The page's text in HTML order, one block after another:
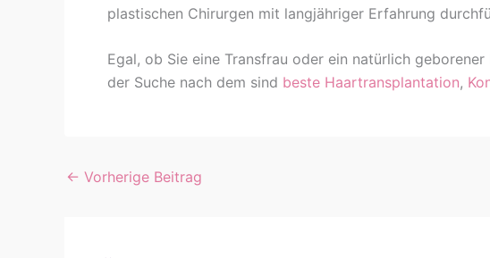
plastischen Chirurgen mit langjähriger Erfahrung
Egal, ob Sie eine Transfrau oder ein natürlich
der Suche nach dem sind beste Haartransplantation,
← Vorherige Beitrag